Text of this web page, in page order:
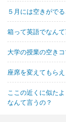
５月には空きがで
箱って英語でなんて
大学の授業の空き
座席を変えてもら
ここの近くに似た
なんて言うの？